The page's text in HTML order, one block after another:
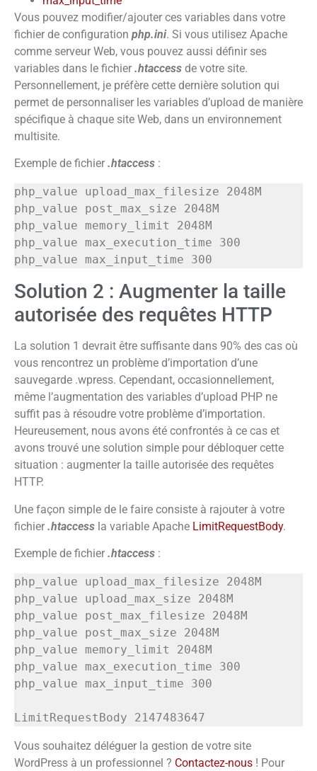
Vous pouvez modifier/ajouter ces variables dans votre
fichier de configuration php.ini. Si vous utilisez Apache
comme serveur Web, vous pouvez aussi définir ses
variables dans le fichier .htaccess de votre site.
Personnellement, je préfère cette dernière solution qui
permet de personnaliser les variables d’upload de manière
spécifique à chaque site Web, dans un environnement
multisite.
Exemple de fichier .htaccess :
php_value upload_max_filesize 2048M
php_value post_max_size 2048M
php_value memory_limit 2048M
php_value max_execution_time 300
php_value max_input_time 300
Solution 2 : Augmenter la taille
autorisée des requêtes HTTP
La solution 1 devrait être suffisante dans 90% des cas où
vous rencontrez un problème d’importation d’une
sauvegarde .wpress. Cependant, occasionnellement,
même l’augmentation des variables d’upload PHP ne
suffit pas à résoudre votre problème d’importation.
Heureusement, nous avons été confrontés à ce cas et
avons trouvé une solution simple pour débloquer cette
situation : augmenter la taille autorisée des requêtes
HTTP.
Une façon simple de le faire consiste à rajouter à votre
fichier .htaccess la variable Apache LimitRequestBody.
Exemple de fichier .htaccess :
php_value upload_max_filesize 2048M
php_value upload_max_size 2048M
php_value post_max_filesize 2048M
php_value post_max_size 2048M
php_value memory_limit 2048M
php_value max_execution_time 300
php_value max_input_time 300
LimitRequestBody 2147483647
Vous souhaitez déléguer la gestion de votre site
WordPress à un professionnel ? Contactez-nous ! Pour